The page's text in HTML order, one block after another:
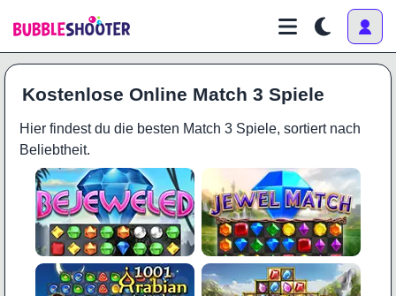
Kostenlose Online Match 3 Spiele
Hier findest du die besten Match 3 Spiele, sortiert nach
Beliebtheit.